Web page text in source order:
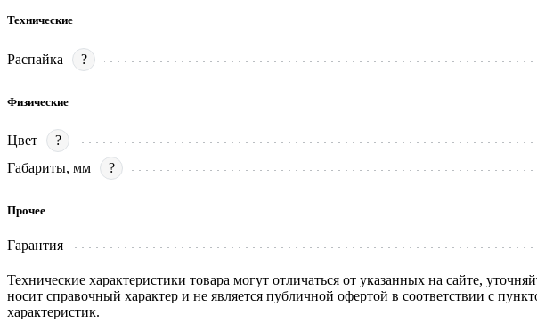
Технические
Распайка ?
Физические
Цвет
?
Габариты, мм
?
Прочее
Гарантия
Технические характеристики товара могут отличаться от указанных на сайте,
носит справочный характер и не является публичной офертой в соответствии с
характеристик.